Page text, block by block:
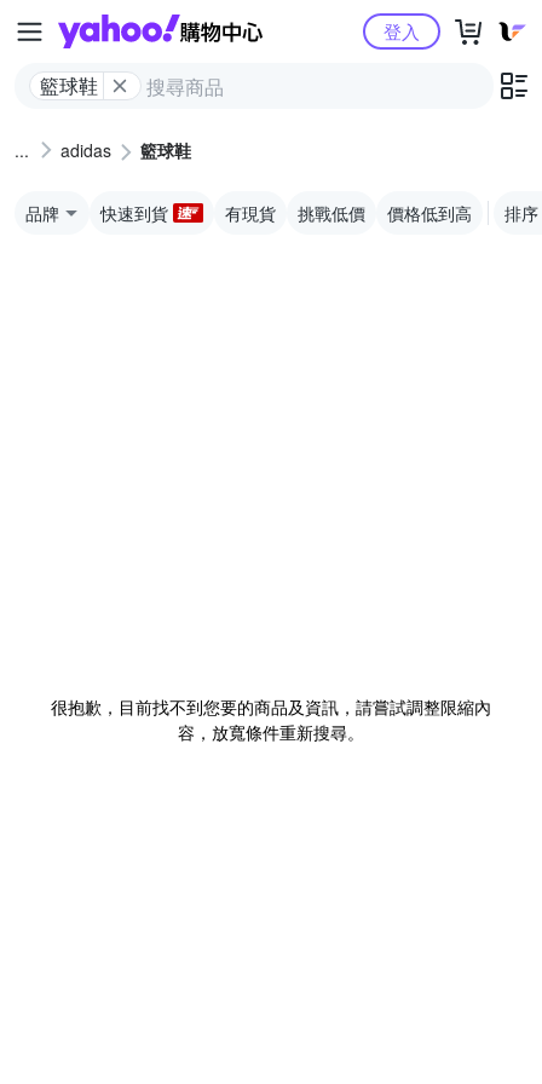
Yahoo購物中心
籃球鞋
登入
adidas 籃球鞋
品牌 快速到貨 有現貨 挑戰低價 價格低到高 排序
很抱歉，目前找不到您要的商品及資訊，請嘗試調整限縮內
容，放寬條件重新搜尋。